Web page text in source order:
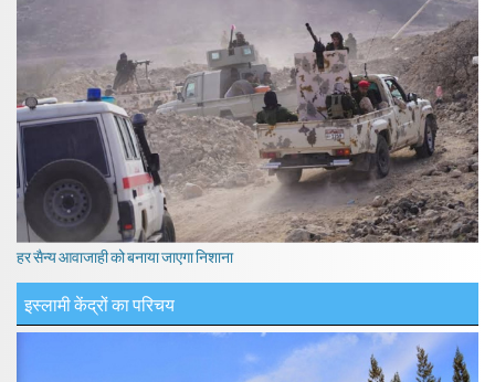
हर सैन्य आवाजाही को बनाया जाएगा निशाना
इस्लामी केंद्रों का परिचय